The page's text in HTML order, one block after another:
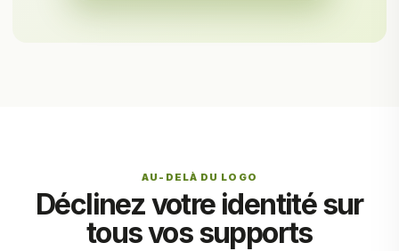
AU-DELÀ DU LOGO
Déclinez votre identité sur
tous vos supports